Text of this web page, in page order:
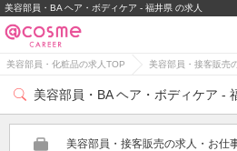
美容部員・BA ヘア・ボディケア - 福井県 の求人
美容部員・化粧品の求人TOP 美容部員・接客販売
美容部員・BA ヘア・ボディケア -
美容部員・接客販売の求人・お仕